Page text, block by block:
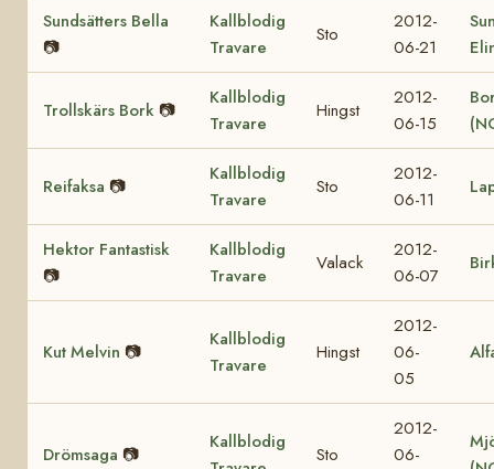
Sundsätters Bella
📷
Kallblodig
Travare
Sto
2012-
06-21
Trollskärs Bork 📷
Kallblodig
Travare
Hingst
2012-
06-15
Reifaksa 📷
Kallblodig
Travare
Sto
2012-
06-11
Hektor Fantastisk
📷
Kallblodig
Travare
Valack
2012-
06-07
Kut Melvin 📷
Kallblodig
Travare
Hingst
2012-
06-
05
Drömsaga 📷
Kallblodig
Sto
2012-
06-